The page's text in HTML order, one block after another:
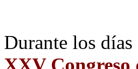
Durante los